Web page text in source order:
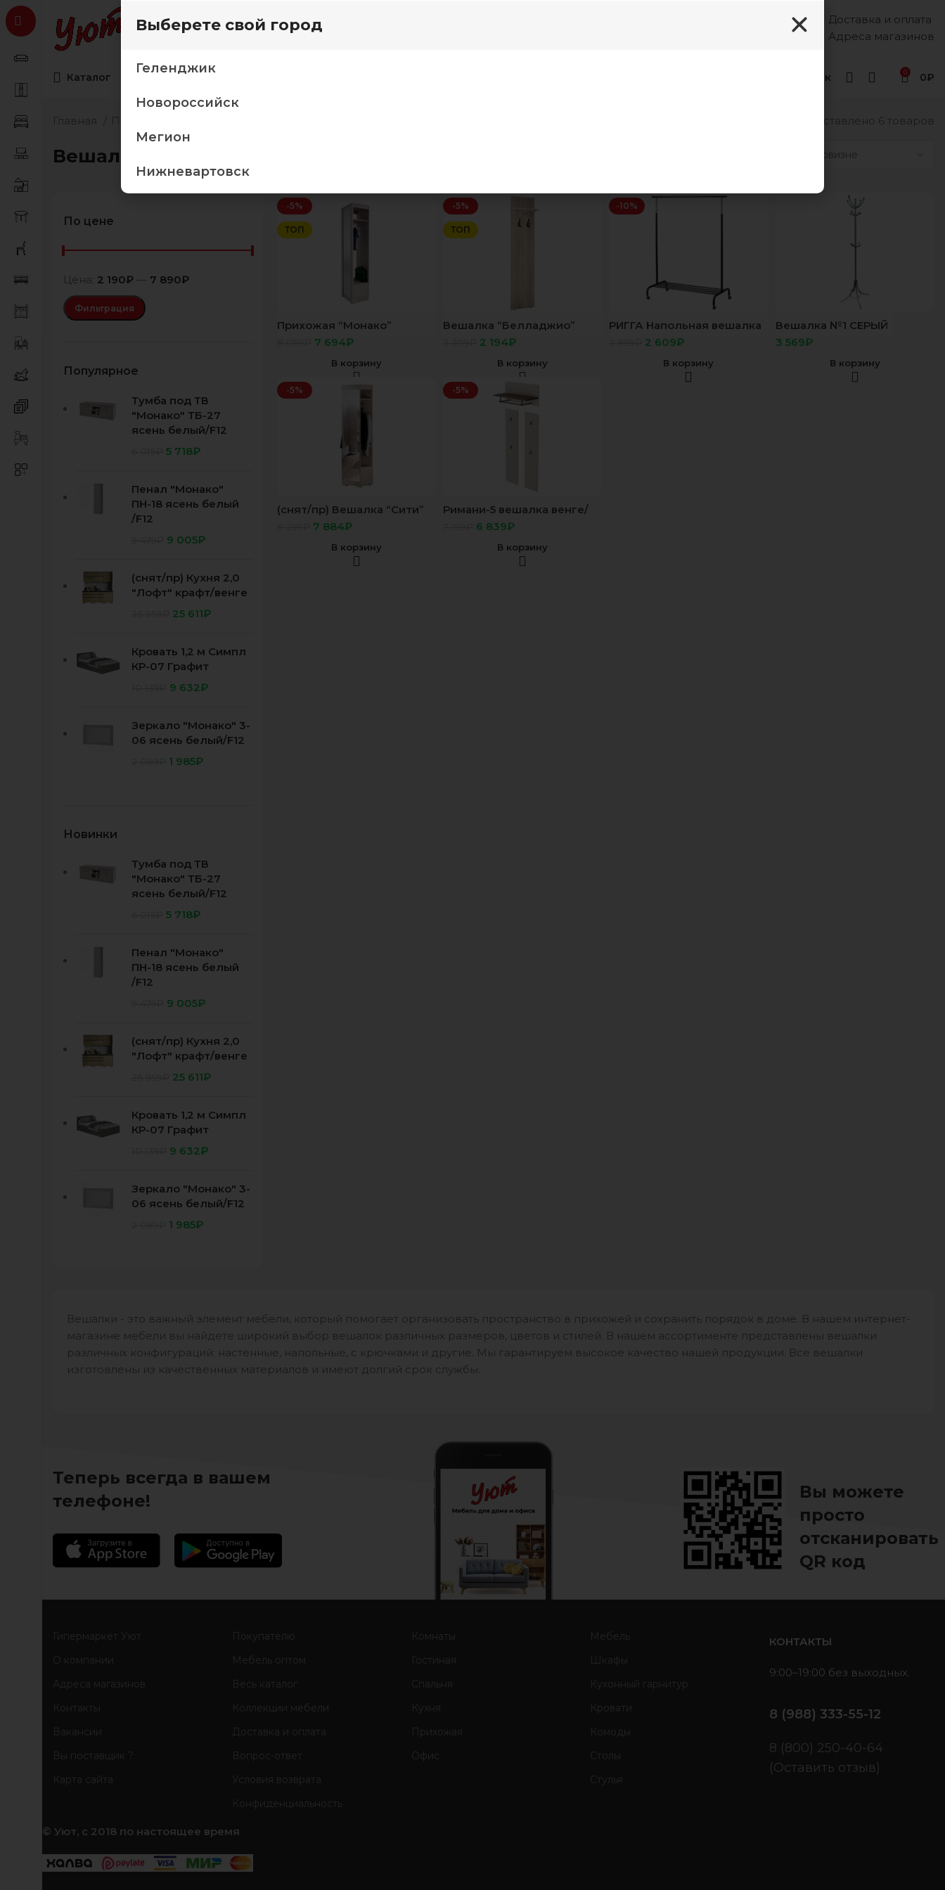
Доставка и оплата
Адреса магазинов
Каталог Коллекции мебели Геленджик 0 0₽
Главная Прихожие Представлено 6 товаров
Вешалки
По цене
Фильтрация
Цена: 2 190₽ — 7 890₽
Популярное
Тумба под ТВ
"Монако" ТБ-27
ясень белый/F12
5 718₽
Пенал "Монако"
ПН-18 ясень белый
/F12
9 005₽
(снят/пр) Кухня 2,0
"Лофт" крафт/венге
25 611₽
Кровать 1,2 м Симпл
КР-07 Графит
9 632₽
Зеркало "Монако" 3-
06 ясень белый/F12
1 985₽
Новинки
Тумба под ТВ
"Монако" ТБ-27
ясень белый/F12
5 718₽
Пенал "Монако"
ПН-18 ясень белый
/F12
9 005₽
(снят/пр) Кухня 2,0
"Лофт" крафт/венге
25 611₽
Кровать 1,2 м Симпл
КР-07 Графит
9 632₽
Зеркало "Монако" 3-
06 ясень белый/F12
1 985₽
-5%
ТОП
Прихожая “Монако”
вешалка ВШ-05 ясень
7 694₽
В корзину
-5%
ТОП
Вешалка “Белладжио”
ВШ-03 сонома/белый
2 194₽
В корзину
-10%
РИГГА Напольная вешалка
2 609₽
В корзину
Вешалка №1 СЕРЫЙ
₽
В корзину
-5%
(снят/пр) Вешалка “Сити”
лоредо7 884₽
В корзину
-5%
Римани-5 вешалка венге/
бежевый
6 839₽
В корзину
Вешалки - это важный элемент мебели, который помогает организовать пространство в прихожей и сохранить порядок в доме. В нашем интернет-
магазине мебели вы найдете широкий выбор вешалок различных размеров, цветов и стилей. В нашем ассортименте представлены вешалки
различных конфигураций: настенные, напольные, с крючками и другие. Мы гарантируем высокое качество нашей продукции. Все вешалки
изготовлены из качественных материалов и имеют долгий срок службы.
Теперь всегда в вашем
телефоне!
Вы можете
просто
отсканировать
QR код
Гипермаркет Уют
О компании
Адреса магазинов
Контакты
Вакансии
Вы поставщик ?
Карта сайта
Покупателю
Мебель оптом
Весь каталог
Коллекции мебели
Доставка и оплата
Вопрос-ответ
Условия возврата
Конфиденциальность
Комнаты
Гостиная
Спальня
Кухня
Прихожая
Офис
Мебель
Шкафы
Кухонный гарнитур
Кровати
Комоды
Столы
Стулья
КОНТАКТЫ
9:00–19:00 без выходных.
8 (988) 333-55-12
8 (800) 250-40-64
(Оставить отзыв)
© Уют, с 2018 по настоящее время
Выберете свой город
Геленджик
Новороссийск
Мегион
Нижневартовск